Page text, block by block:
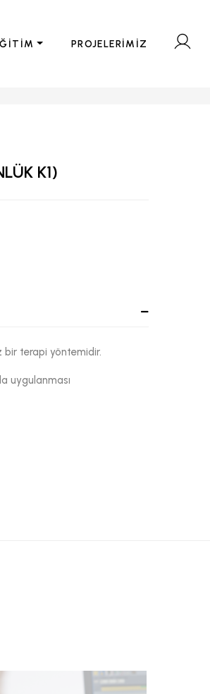
PROJELERİMİZ
K1)
bir terapi yöntemidir.
uygulanması